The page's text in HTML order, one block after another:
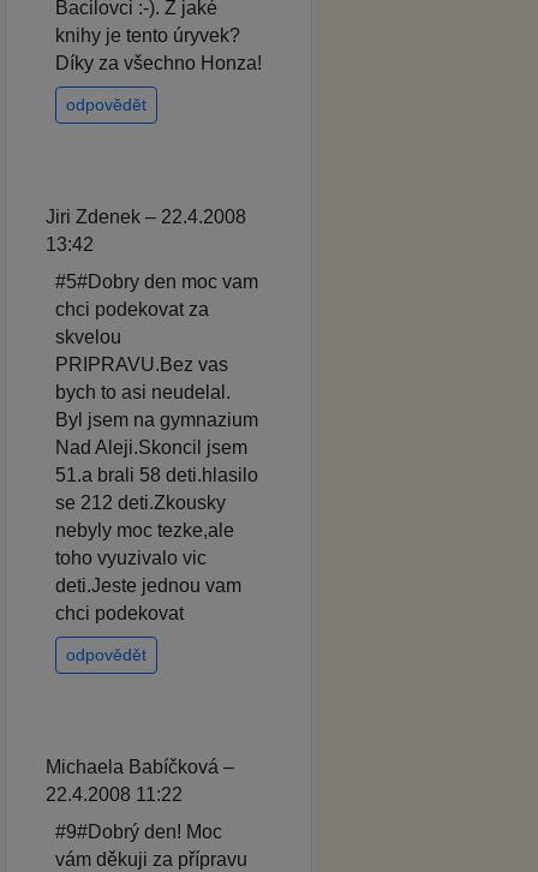
Bacilovci :-). Z jaké
knihy je tento úryvek?
Díky za všechno Honza!
odpovědět
Jiri Zdenek – 22.4.2008
13:42
#5#Dobry den moc vam
chci podekovat za
skvelou
PRIPRAVU.Bez vas
bych to asi neudelal.
Byl jsem na gymnazium
Nad Aleji.Skoncil jsem
51.a brali 58 deti.hlasilo
se 212 deti.Zkousky
nebyly moc tezke,ale
toho vyuzivalo vic
deti.Jeste jednou vam
chci podekovat
odpovědět
Michaela Babíčková –
22.4.2008 11:22
#9#Dobrý den! Moc
vám děkuji za přípravu